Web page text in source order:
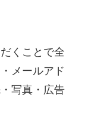
くことで全
メールアド
写真・広告